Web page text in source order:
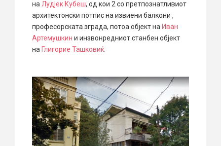
на Лудјек Кубеш, од кои 2 со претпознатливиот
архитектонски потпис на извиени балкони ,
професорската зграда, потоа објект на Иван
Артемушкин и инзвонредниот станбен објект
на Глигорие Ташковиќ